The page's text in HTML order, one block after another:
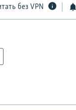
без VPN